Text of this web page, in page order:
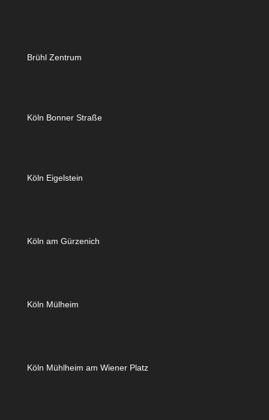
Brühl Zentrum
Köln Bonner Straße
Köln Eigelstein
Köln am Gürzenich
Köln Mülheim
Köln Mühlheim am Wiener Platz